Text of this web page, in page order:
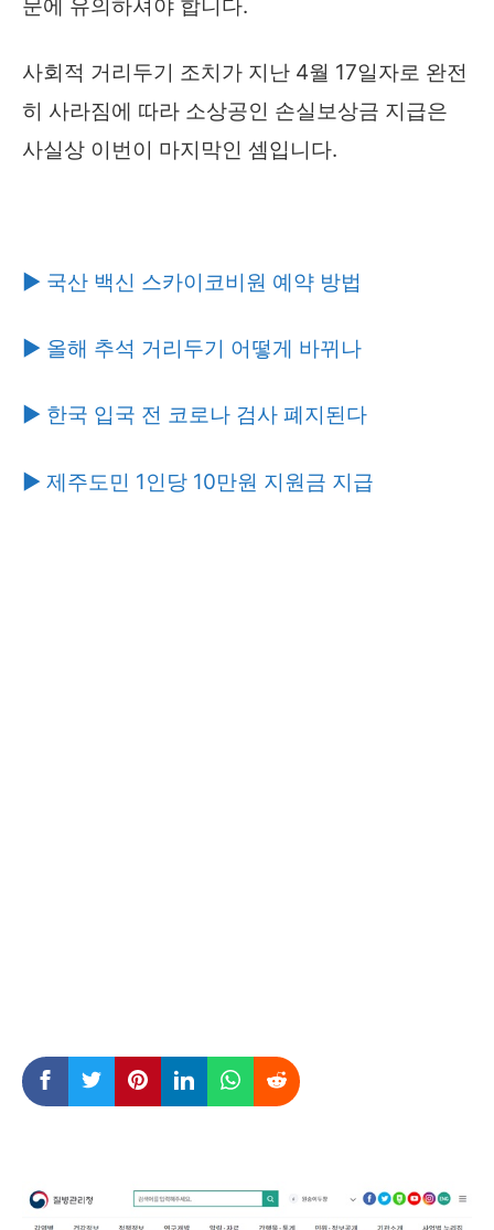
문에 유의하셔야 합니다.
사회적 거리두기 조치가 지난 4월 17일자로 완전
히 사라짐에 따라 소상공인 손실보상금 지급은
사실상 이번이 마지막인 셈입니다.
▶ 국산 백신 스카이코비원 예약 방법
▶ 올해 추석 거리두기 어떻게 바뀌나
▶ 한국 입국 전 코로나 검사 폐지된다
▶ 제주도민 1인당 10만원 지원금 지급